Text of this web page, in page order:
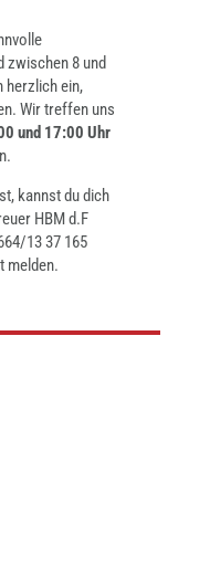
zwischen 8 und
herzlich ein,
Wir treffen uns
und 17:00 Uhr
kannst du dich
HBM d.F
13 37 165
melden.